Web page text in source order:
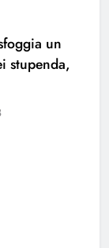
un
stupenda,